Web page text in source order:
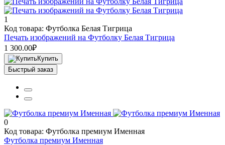
1
Код товара: Футболка Белая Тигрица
Печать изображений на Футболку Белая Тигрица
1 300.00₽
Купить
Быстрый заказ
0
Код товара: Футболка премиум Именная
Футболка премиум Именная